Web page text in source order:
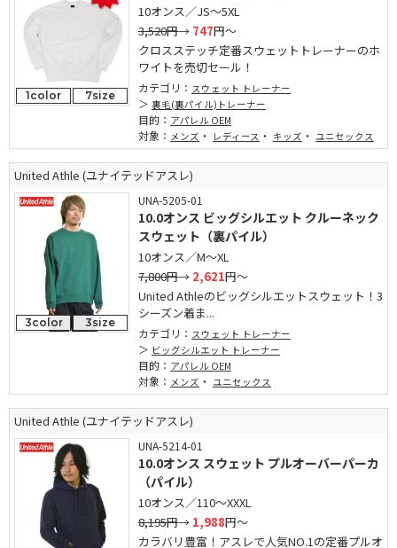
1color 7size
10オンス／JS～5XL
3,520円→ 747円～
クロスステッチ定番スウェットトレーナーのホ
ワイトを売切セール！
カテゴリ： スウェット トレーナー
裏毛(裏パイル)トレーナー
目的： アパレル OEM
対象： メンズ ・ レディース ・ キッズ ・ ユニセックス
United Athle (ユナイテッドアスレ)
3color 3size
UNA-5205-01
10.0オンス ビッグシルエット クルーネック
スウェット（裏パイル）
10オンス／M～XL
7,800円→ 2,621円～
United Athleのビッグシルエットスウェット！3
シーズン着ま...
カテゴリ： スウェット トレーナー
ビッグシルエット トレーナー
目的： アパレル OEM
対象： メンズ ・ ユニセックス
United Athle (ユナイテッドアスレ)
UNA-5214-01
10.0オンス スウェット プルオーバーパーカ
（パイル）
10オンス／110～XXXL
8,195円→ 1,988円～
カラバリ豊富！アスレで人気NO.1の定番プルオ